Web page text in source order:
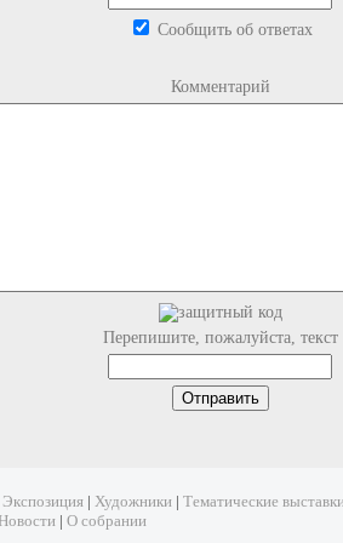
Сообщить об ответах
Комментарий
Перепишите, пожалуйста, текст
Экспозиция Художники
Тематические
Новости| О собрании